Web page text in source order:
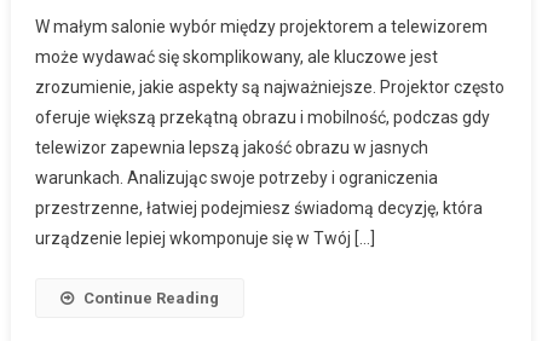
Czy
W
Małym
Jak
W małym salonie wybór między projektorem a telewizorem
może wydawać się skomplikowany, ale kluczowe jest
zrozumienie, jakie aspekty są najważniejsze. Projektor często
oferuje większą przekątną obrazu i mobilność, podczas gdy
telewizor zapewnia lepszą jakość obrazu w jasnych
warunkach. Analizując swoje potrzeby i ograniczenia
przestrzenne, łatwiej podejmiesz świadomą decyzję, która
urządzenie lepiej wkomponuje się w Twój […]
Continue Reading